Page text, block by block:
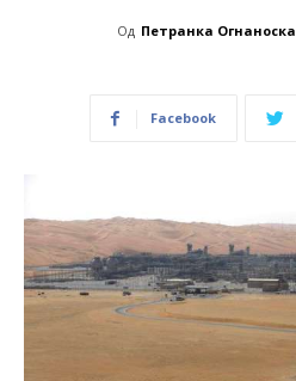
Од Петранка Огнаноска
Facebook